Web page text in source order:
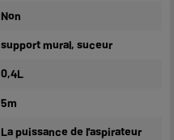
Non
support mural, suceur
0,4L
5m
La puissance de l'aspirateur